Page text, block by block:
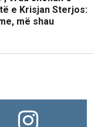
e Krisjan Sterjos:
më shau